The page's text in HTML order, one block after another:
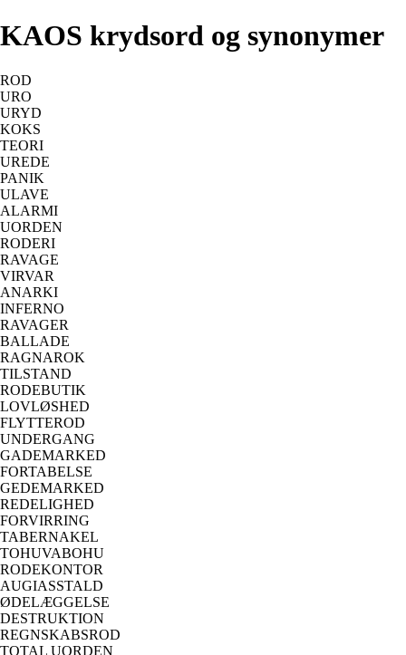
KAOS krydsord og synonymer
ROD
URO
URYD
KOKS
TEORI
UREDE
PANIK
ULAVE
ALARMI
UORDEN
RODERI
RAVAGE
VIRVAR
ANARKI
INFERNO
RAVAGER
BALLADE
RAGNAROK
TILSTAND
RODEBUTIK
LOVLØSHED
FLYTTEROD
UNDERGANG
GADEMARKED
FORTABELSE
GEDEMARKED
REDELIGHED
FORVIRRING
TABERNAKEL
TOHUVABOHU
RODEKONTOR
AUGIASSTALD
ØDELÆGGELSE
DESTRUKTION
REGNSKABSROD
TOTAL UORDEN